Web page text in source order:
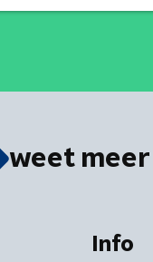
weet meer
Info